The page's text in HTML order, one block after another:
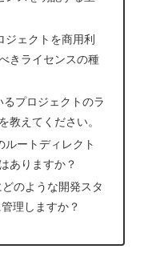
ェクトを商用利
きライセンスの種
プロジェクトのラ
教えてください。
ルートディレクト
ありますか？
のような開発スタ
理しますか？